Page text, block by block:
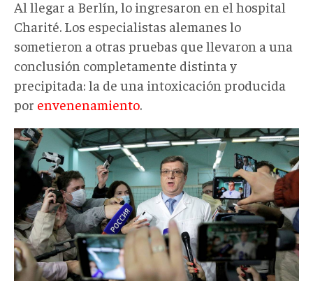
Al llegar a Berlín, lo ingresaron en el hospital
Charité. Los especialistas alemanes lo
sometieron a otras pruebas que llevaron a una
conclusión completamente distinta y
precipitada: la de una intoxicación producida
por envenenamiento.
Medico.Omsk_.jpg